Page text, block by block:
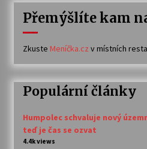
Přemýšlíte kam
Zkuste Meníčka.cz v místních
Populární články
Humpolec schvaluje nový
teď je čas se ozvat
4.4k views